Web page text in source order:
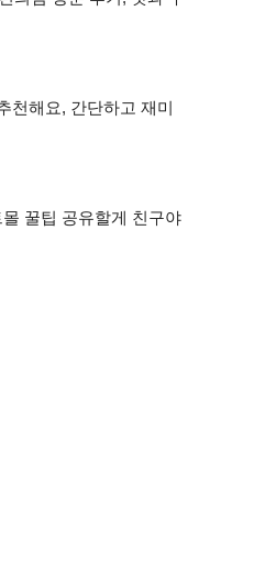
천해요, 간단하고 재미
꿀팁 공유할게 친구야